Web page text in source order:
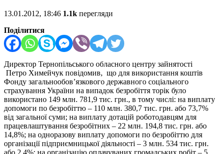
13.01.2012, 18:46 1.1k перегляди
Поділитися
Директор Тернопільського обласного центру зайнятості
Петро Химейчук повідомив, що для використання коштів
Фонду загальнообов’язкового державного соціального
страхування України на випадок безробіття торік було
використано 149 млн. 781,9 тис. грн., в тому числі: на виплату
допомоги по безробіттю – 110 млн. 380,7 тис. грн. або 73,7%
від загальної суми; на виплату дотацій роботодавцям для
працевлаштування безробітних – 22 млн. 194,8 тис. грн. або
14,8%; на одноразову виплату допомоги по безробіттю для
організації підприємницької діяльності – 3 млн. 534 тис. грн.